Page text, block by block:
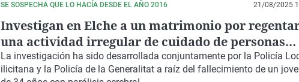
SE SOSPECHA QUE LO HACÍA DESDE EL AÑO 2016 21/08/2025
Investigan en Elche a un matrimonio por
una actividad irregular de cuidado de personas
dependientes
La investigación ha sido desarrollada conjuntamente por la Policía
ilicitana y la Policía de la Generalitat a raíz del fallecimiento de un